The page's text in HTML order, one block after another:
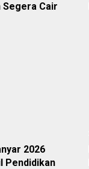
Segera Cair
2026
Pendidikan